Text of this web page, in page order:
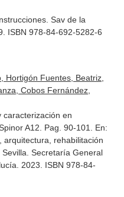
Sav de la
ISBN 978-84-692-5282-6
Hortigón Fuentes, Beatriz,
Cobos Fernández,
caracterización en
A12. Pag. 90-101. En:
arquitectura, rehabilitación
Sevilla. Secretaría General
2023. ISBN 978-84-